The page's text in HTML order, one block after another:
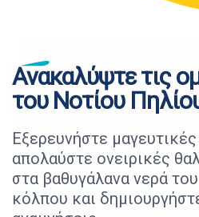
Ανακαλύψτε τις
του Νοτίου
Εξερευνήστε
απολαύστε ονειρικές
στα βαθυγάλανα νερά
κόλπου και